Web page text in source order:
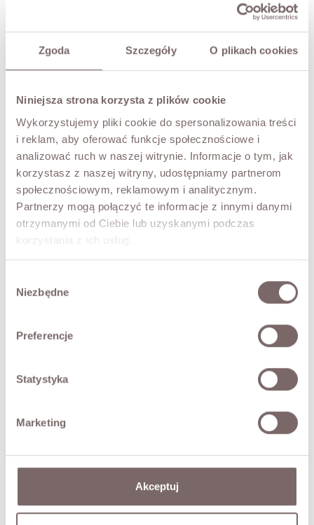
Zgoda Szczegóły O plikach cookies
Niniejsza strona korzysta z plików cookie
Wykorzystujemy pliki cookie do spersonalizowania treści
i reklam, aby oferować funkcje społecznościowe i
analizować ruch w naszej witrynie. Informacje o tym, jak
korzystasz z naszej witryny, udostępniamy partnerom
społecznościowym, reklamowym i analitycznym.
Partnerzy mogą połączyć te informacje z innymi danymi
otrzymanymi od Ciebie lub uzyskanymi podczas
korzystania z ich usług.
zgody
Niezbędne
Preferencje
Statystyka
Marketing
Akceptuj
SIZE
COLOR
Maxwell
Moherowy
Sweter
Fuksja
ADD TO CART
Ostatnie sztuki!
NEW!
The Maxwell mohair sweater, made with 81% kid mohair.
Soft, warm and delicate. Three-quarter sleeves, a
choice for those who love style and everyday comfort.
• a gentle shedding of fibres is entirely natural
The model is 172 cm tall.